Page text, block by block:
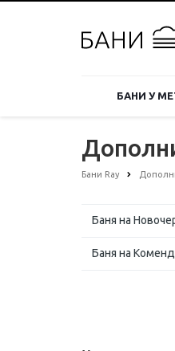
БАНИ У
Бани Ray
Баня на
Баня на